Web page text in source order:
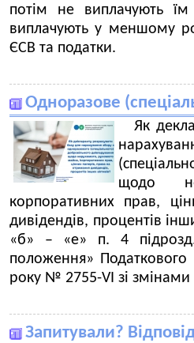
потім не виплачують
виплачують у меншому
ЄСВ та податки.
Одноразове
Як
щодо
корпоративних прав,
дивідендів, процентів
«б» – «е» п. 4
положення» Податкового
року № 2755-VI зі
Запитували?